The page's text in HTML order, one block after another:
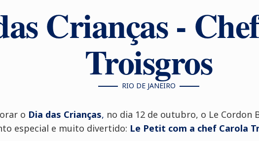
Crianças -
Troisgros
RIO DE JANEIRO
o Dia das Crianças, no dia 12 de outubro, o Le Cordon
especial e muito divertido: Le Petit com a chef Carola